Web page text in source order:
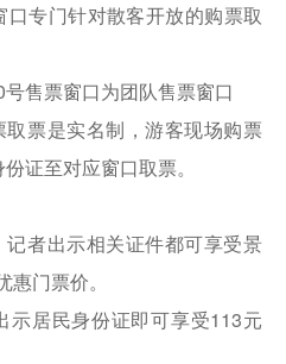
专门针对散客开放的购票取
售票窗口为团队售票窗口
票是实名制，游客现场购票
证至对应窗口取票。
者出示相关证件都可享受景
门票价。
示居民身份证即可享受113元